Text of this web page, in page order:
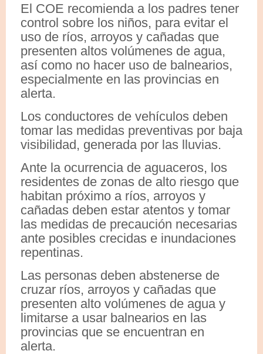
El COE recomienda a los padres tener
control sobre los niños, para evitar el
uso de ríos, arroyos y cañadas que
presenten altos volúmenes de agua,
así como no hacer uso de balnearios,
especialmente en las provincias en
alerta.
Los conductores de vehículos deben
tomar las medidas preventivas por baja
visibilidad, generada por las lluvias.
Ante la ocurrencia de aguaceros, los
residentes de zonas de alto riesgo que
habitan próximo a ríos, arroyos y
cañadas deben estar atentos y tomar
las medidas de precaución necesarias
ante posibles crecidas e inundaciones
repentinas.
Las personas deben abstenerse de
cruzar ríos, arroyos y cañadas que
presenten alto volúmenes de agua y
limitarse a usar balnearios en las
provincias que se encuentran en
alerta.